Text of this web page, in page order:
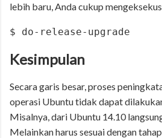
lebih baru, Anda cukup
$ do-release-upgrade
Kesimpulan
Secara garis besar, proses
operasi Ubuntu tidak dapat
Misalnya, dari Ubuntu 14.10
Melainkan harus sesuai dengan